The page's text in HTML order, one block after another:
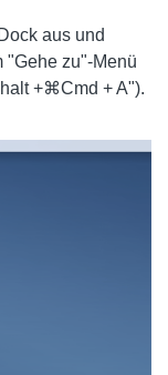
aus und
"Gehe zu"-Menü
+⌘Cmd + A").